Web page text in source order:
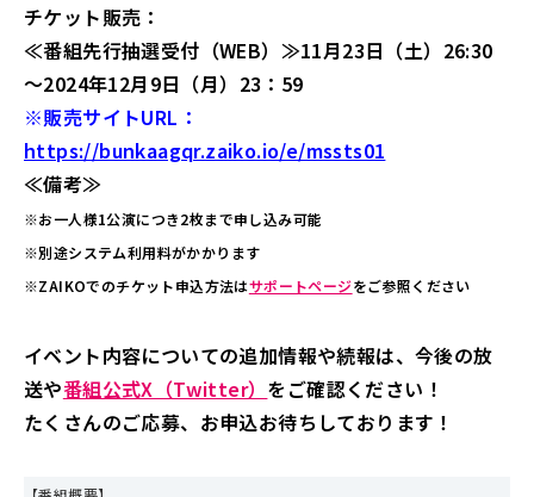
チケット販売：
≪番組先行抽選受付（WEB）≫11月23日（土）26:30
～2024年12月9日（月）23：59
※販売サイトURL：
https://bunkaagqr.zaiko.io/e/mssts01
≪備考≫
※お一人様1公演につき2枚まで申し込み可能
※別途システム利用料がかかります
※ZAIKOでのチケット申込方法はサポートページをご参照ください
イベント内容についての追加情報や続報は、今後の放
送や番組公式X（Twitter） をご確認ください！
たくさんのご応募、お申込お待ちしております！